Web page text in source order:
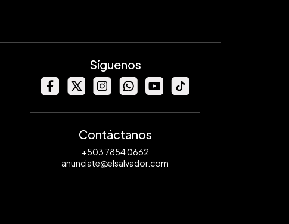
Síguenos
Contáctanos
+503 7854 0662
anunciate@elsalvador.com